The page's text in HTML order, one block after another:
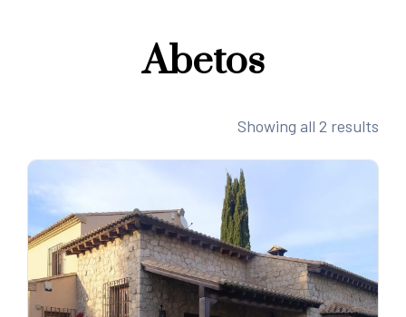
Abetos
Showing all 2 results